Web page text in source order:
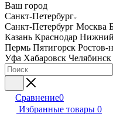
Ваш город
Санкт-Петербург
Санкт-Петербург Москва
Казань Краснодар
Пермь Пятигорск Ростов-
Уфа Хабаровск Челябинск
Сравнение0
Избранные товары 0